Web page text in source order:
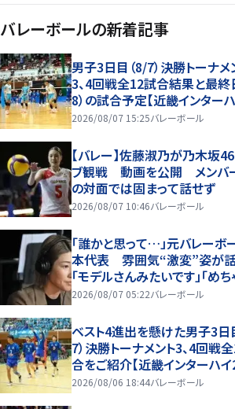
バレーボールの新着記事
男子3日目（8/7）決勝トーナメ
3、4回戦全12試合結果と最終
8）の試合予定【近畿インター
26】
2026/08/07 15:25バレーボール
【バレー】佐藤淑乃が乃木坂
ブ観戦 動画を公開 メンバ
の対面では固まって話せず
2026/08/07 10:46バレーボール
「誰かと思って…」元バレーボ
本代表 雰囲気“激変”姿が
「モデルさんみたいです」「め
レイ」
2026/08/07 05:22バレーボール
ベスト4進出を懸けた男子3日
7）決勝トーナメント3、4回戦
合をご紹介【近畿インターハ
6】
2026/08/06 18:44バレーボール